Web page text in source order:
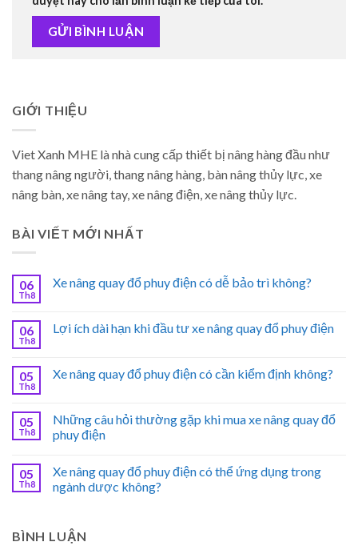
GIỚI THIỆU
Viet Xanh MHE là nhà cung cấp thiết bị nâng hàng đầu như
thang nâng người, thang nâng hàng, bàn nâng thủy lực, xe
nâng bàn, xe nâng tay, xe nâng điện, xe nâng thủy lực.
BÀI VIẾT MỚI NHẤT
06
Th8
Xe nâng quay đổ phuy điện có dễ bảo trì không?
06
Th8
Lợi ích dài hạn khi đầu tư xe nâng quay đổ phuy điện
05
Th8
Xe nâng quay đổ phuy điện có cần kiểm định không?
05
Th8
Những câu hỏi thường gặp khi mua xe nâng quay đổ
phuy điện
05
Th8
Xe nâng quay đổ phuy điện có thể ứng dụng trong
ngành dược không?
BÌNH LUẬN